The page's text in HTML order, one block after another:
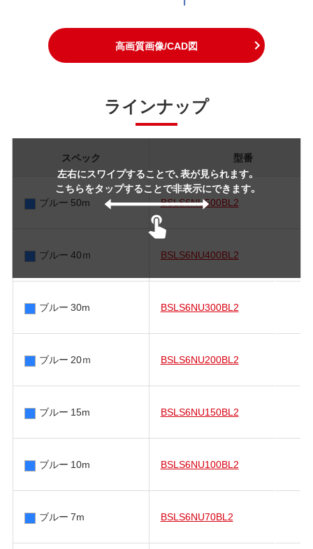
高画質画像/CAD図
ラインナップ
左右にスワイプすることで、表が見られます。
こちらをタップすることで非表示にできます。
スペック 型番
ブルー 50m BSLS6NU500BL2
ブルー 40ｍ BSLS6NU400BL2
ブルー 30m BSLS6NU300BL2
ブルー 20ｍ BSLS6NU200BL2
ブルー 15m BSLS6NU150BL2
ブルー 10m BSLS6NU100BL2
ブルー 7m BSLS6NU70BL2